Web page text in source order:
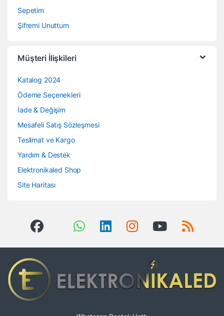
Sepetim
Şifremi Unuttum
Müşteri İlişkileri
Katalog 2024
Ödeme Seçenekleri
İade & Değişim
Mesafeli Satış Sözleşmesi
Teslimat ve Kargo
Yardım & Destek
Elektronikaled Shop
Site Haritası